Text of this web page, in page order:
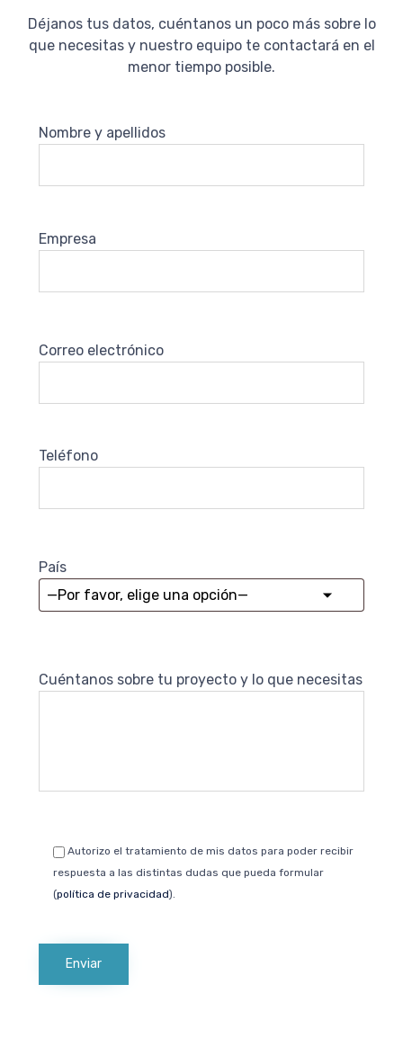
Déjanos tus datos, cuéntanos un poco más sobre lo
que necesitas y nuestro equipo te contactará en el
menor tiempo posible.
Nombre y apellidos
Empresa
Correo electrónico
Teléfono
País
Cuéntanos sobre tu proyecto y lo que necesitas
Autorizo el tratamiento de mis datos para poder recibir
respuesta a las distintas dudas que pueda formular
(política de privacidad).